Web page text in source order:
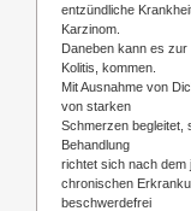
entzündliche
Karzinom.
Daneben kann es
Kolitis, kommen.
Mit Ausnahme von
von starken
Schmerzen begleitet,
Behandlung
richtet sich nach dem
chronischen
beschwerdefrei